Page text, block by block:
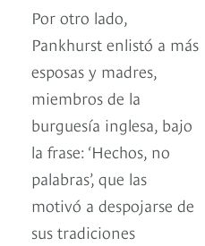
Por otro lado,
Pankhurst enlistó a más
esposas y madres,
miembros de la
burguesía inglesa, bajo
la frase: ‘Hechos, no
palabras’, que las
motivó a despojarse de
sus tradiciones